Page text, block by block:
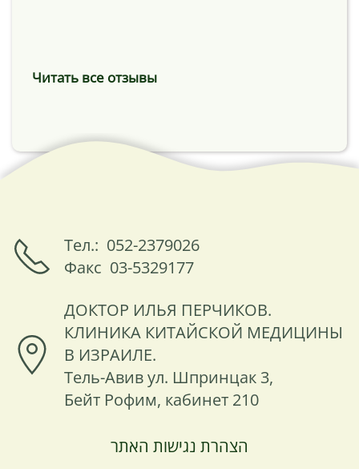
Читать все отзывы
Тел.: 052-2379026
Факс 03-5329177
ДОКТОР ИЛЬЯ ПЕРЧИКОВ.
КЛИНИКА КИТАЙСКОЙ МЕДИЦИНЫ
В ИЗРАИЛЕ.
Тель-Авив ул. Шпринцак 3,
Бейт Рофим, кабинет 210
הצהרת נגישות האתר